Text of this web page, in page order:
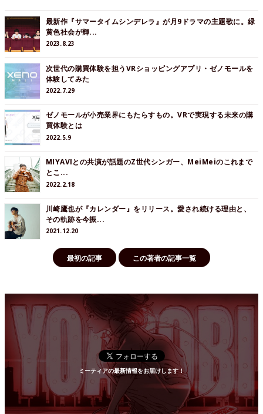
最新作『サマータイムシンデレラ』が月9ドラマの主題歌に。緑
黄色社会が輝...
2023.8.23
次世代の購買体験を担うVRショッピングアプリ・ゼノモールを
体験してみた
2022.7.29
ゼノモールが小売業界にもたらすもの。VRで実現する未来の購
買体験とは
2022.5.9
MIYAVIとの共演が話題のZ世代シンガー、MeiMeiのこれまで
とこ...
2022.2.18
川崎鷹也が『カレンダー』をリリース。愛され続ける理由と、
その軌跡を今振...
2021.12.20
最初の記事 この著者の記事一覧
ミーティアの最新情報をお届けします！